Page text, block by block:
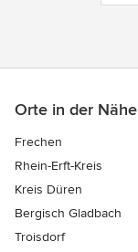
Orte in der Nähe
Frechen
Rhein-Erft-Kreis
Kreis Düren
Bergisch Gladbach
Troisdorf